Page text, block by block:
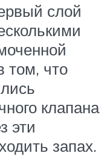
слой
том, что
клапана
эти
запах.